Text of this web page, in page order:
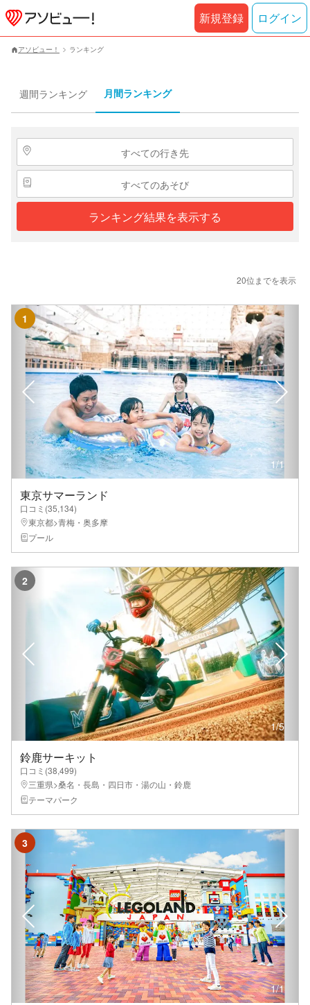
新規登録 ログイン
アソビュー！ ランキング
週間ランキング 月間ランキング
すべての行き先
すべてのあそび
ランキング結果を表示する
20位までを表示
1
1/1
東京サマーランド
口コミ(35,134)
東京都>青梅・奥多摩
プール
1/5
鈴鹿サーキット
口コミ(38,499)
三重県>桑名・長島・四日市・湯の山・鈴鹿
テーマパーク
1/1